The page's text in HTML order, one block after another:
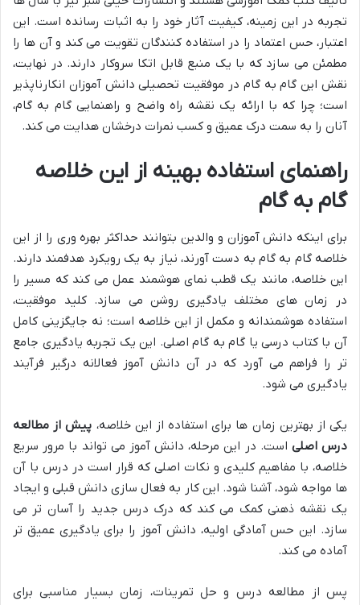
تجربه در این زمینه، کیفیت آثار خود را به اثبات رسانده است. این
اعتبار، حس اعتماد را در استفاده کنندگان تقویت می کند و آن ها را
مطمئن می سازد که با یک منبع قابل اتکا سروکار دارند. در نهایت،
نقش این گام به گام در موفقیت تحصیلی دانش آموزان انکارناپذیر
است؛ چرا که با ارائه یک نقشه راه واضح و راهنمایی گام به گام،
آنان را به سمت درک عمیق و کسب نمرات درخشان هدایت می کند.
راهنمای استفاده بهینه از این خلاصه
گام به گام
برای اینکه دانش آموزان و والدین بتوانند حداکثر بهره وری را از این
خلاصه گام به گام به دست آورند، نیاز به یک رویکرد هدفمند دارند.
این خلاصه، مانند یک قطب نمای هوشمند عمل می کند که مسیر را
در زمان های مختلف یادگیری روشن می سازد. کلید موفقیت،
استفاده هوشمندانه و مکمل از این خلاصه است؛ نه جایگزینی کامل
آن با کتاب درسی یا گام به گام اصلی. این یک تجربه یادگیری جامع
تر را فراهم می آورد که در آن دانش آموز فعالانه درگیر فرآیند
یادگیری می شود.
یکی از بهترین زمان ها برای استفاده از این خلاصه، پیش از مطالعه
درس اصلی است. در این مرحله، دانش آموز می تواند با مرور سریع
خلاصه، با مفاهیم کلیدی و نکات اصلی که قرار است در درس با آن
ها مواجه شود، آشنا شود. این کار به فعال سازی دانش قبلی و ایجاد
یک نقشه ذهنی کمک می کند که درک درس جدید را آسان تر می
سازد. این حس آمادگی اولیه، دانش آموز را برای یادگیری عمیق تر
آماده می کند.
پس از مطالعه درس و حل تمرینات، زمان بسیار مناسبی برای